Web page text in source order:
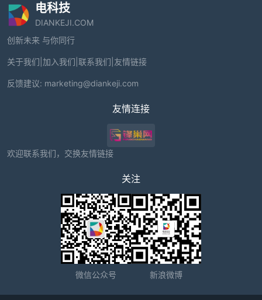
电科技
DIANKEJI.COM
创新未来 与你同行
关于我们 加入我们 联系我们 友情链接
反馈建议: marketing@diankeji.com
友情连接
欢迎联系我们，交换友情链接
关注
微信公众号 新浪微博